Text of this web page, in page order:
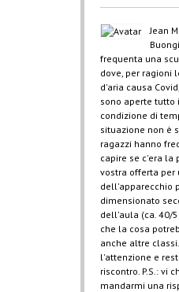
Jean
frequenta una
dove, per ragioni
d'aria causa
sono aperte tutto
condizione di
situazione non è
ragazzi hanno
capire se c'era la
vostra offerta per
dell'apparecchio
dimensionato
dell'aula (ca. 40/
che la cosa
anche altre
l'attenzione e
riscontro. P.S.: vi
mandarmi una